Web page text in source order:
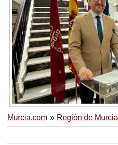
Murcia.com Región de Murcia